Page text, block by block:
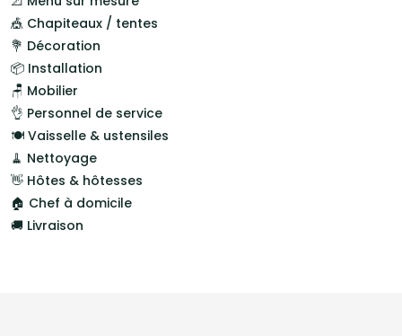
🎪 Chapiteaux / tentes
💐 Décoration
📦 Installation
🪑 Mobilier
👌 Personnel de service
🍽️ Vaisselle & ustensiles
🧹 Nettoyage
👋 Hôtes & hôtesses
🏠 Chef à domicile
🚚 Livraison